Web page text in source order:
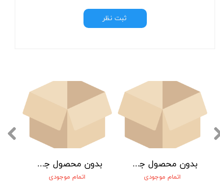
ثبت نظر
بدون محصول جهت نمایش
اتمام موجودی
بدون محصول جهت نمایش
اتمام موجودی